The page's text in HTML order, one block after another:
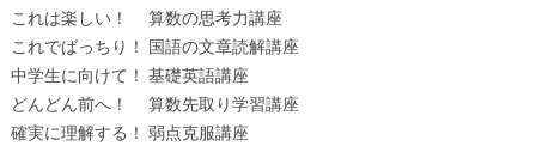
これは楽しい！ 算数の思考力講座
これでばっちり！ 国語の文章読解講座
中学生に向けて！ 基礎英語講座
どんどん前へ！ 算数先取り学習講座
確実に理解する！ 弱点克服講座